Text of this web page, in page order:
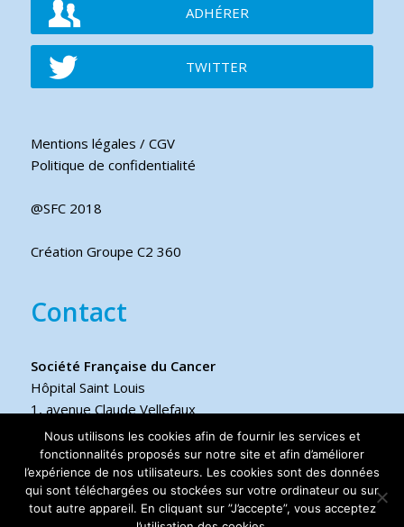
ADHÉRER
TWITTER
Mentions légales / CGV
Politique de confidentialité
@SFC 2018
Création Groupe C2 360
Contact
Société Française du Cancer
Hôpital Saint Louis
1, avenue Claude Vellefaux
75475 Paris cedex 10 FRANCE
Téléphone
+33 6 17 44 70 76
Nous utilisons les cookies afin de fournir les services et
fonctionnalités proposés sur notre site et afin d’améliorer
l’expérience de nos utilisateurs. Les cookies sont des données
qui sont téléchargées ou stockées sur votre ordinateur ou sur
tout autre appareil. En cliquant sur ”J’accepte”, vous acceptez